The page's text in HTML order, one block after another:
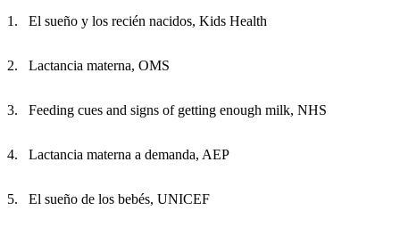
El sueño y los recién nacidos, Kids Health
Lactancia materna, OMS
Feeding cues and signs of getting enough milk, NHS
Lactancia materna a demanda, AEP
El sueño de los bebés, UNICEF